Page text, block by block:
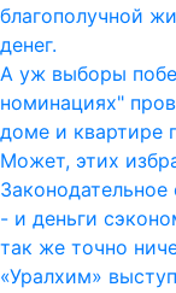
благополучной
денег.
А уж выборы
номинациях"
доме и квартире
Может, этих
- и деньги
так же точно
«Уралхим»